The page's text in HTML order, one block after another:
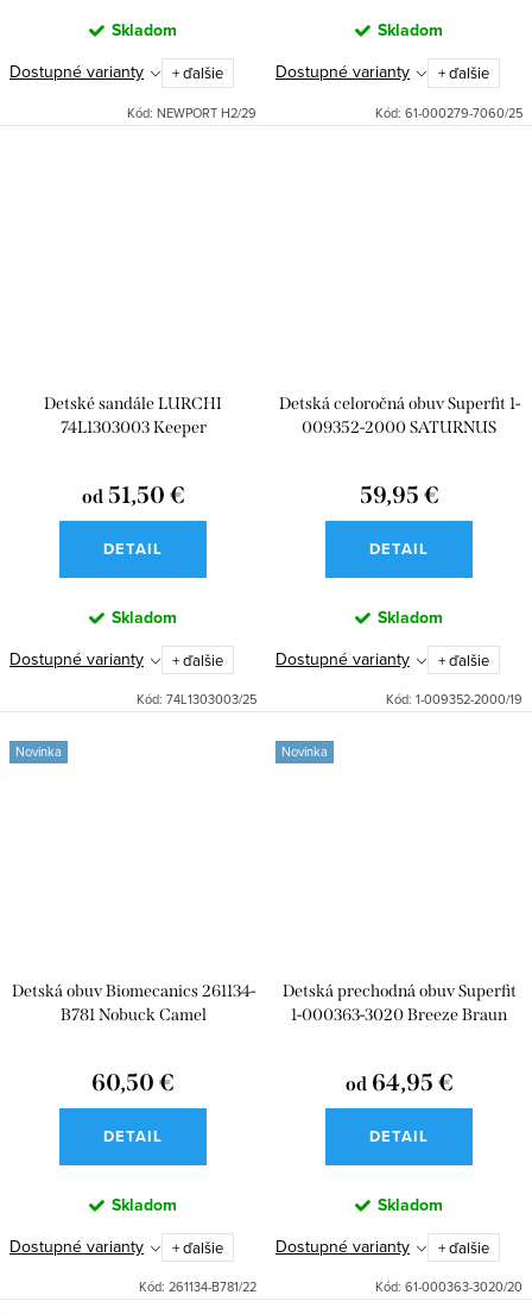
Skladom
Dostupné varianty + ďalšie
Kód: NEWPORT H2/29
Skladom
Dostupné varianty + ďalšie
Kód: 61-000279-7060/25
Detské sandále LURCHI
74L1303003 Keeper
od51,50 €
DETAIL
Skladom
Dostupné varianty + ďalšie
Kód: 74L1303003/25
Detská celoročná obuv Superfit 1-
009352-2000 SATURNUS
59,95 €
DETAIL
Skladom
Dostupné varianty + ďalšie
Kód: 1-009352-2000/19
Novinka
Detská obuv Biomecanics 261134-
B781 Nobuck Camel
60,50 €
DETAIL
Skladom
Dostupné varianty + ďalšie
Kód: 261134-B781/22
Novinka
Detská prechodná obuv Superfit
1-000363-3020 Breeze Braun
od64,95 €
DETAIL
Skladom
Dostupné varianty + ďalšie
Kód: 61-000363-3020/20